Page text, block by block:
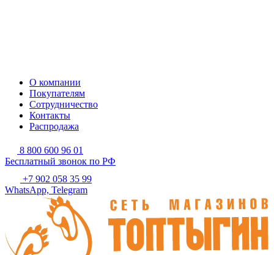
О компании
Покупателям
Сотрудничество
Контакты
Распродажа
8 800 600 96 01
Бесплатный звонок по РФ
+7 902 058 35 99
WhatsApp, Telegram